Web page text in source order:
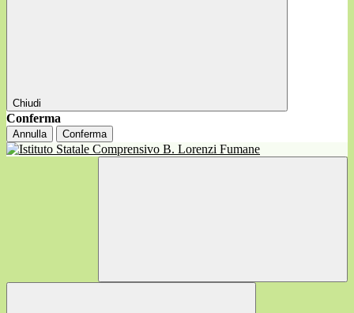
Chiudi
Conferma
Annulla Conferma